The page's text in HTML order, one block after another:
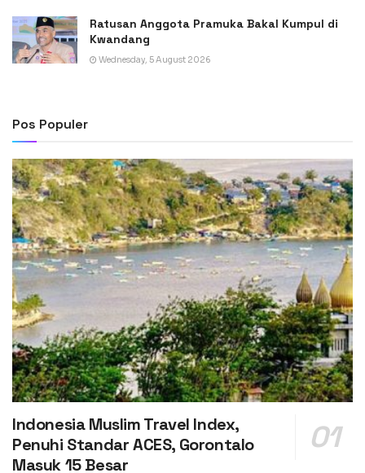
Ratusan Anggota Pramuka Bakal Kumpul di
Kwandang
Wednesday, 5 August 2026
Pos Populer
Indonesia Muslim Travel Index,
Penuhi Standar ACES, Gorontalo
Masuk 15 Besar